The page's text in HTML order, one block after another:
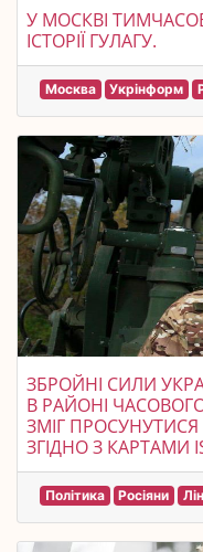
У МОСКВІ
ІСТОРІЇ ГУЛАГУ.
Москва Укрінформ
ЗБРОЙНІ СИЛИ
В РАЙОНІ
ЗМІГ
ЗГІДНО З КАРТАМИ
Політика Росіяни